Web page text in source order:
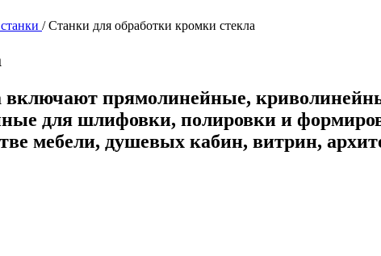
/ Станки для обработки кромки стекла
включают прямолинейные,
для шлифовки, полировки и
мебели, душевых кабин, витрин,